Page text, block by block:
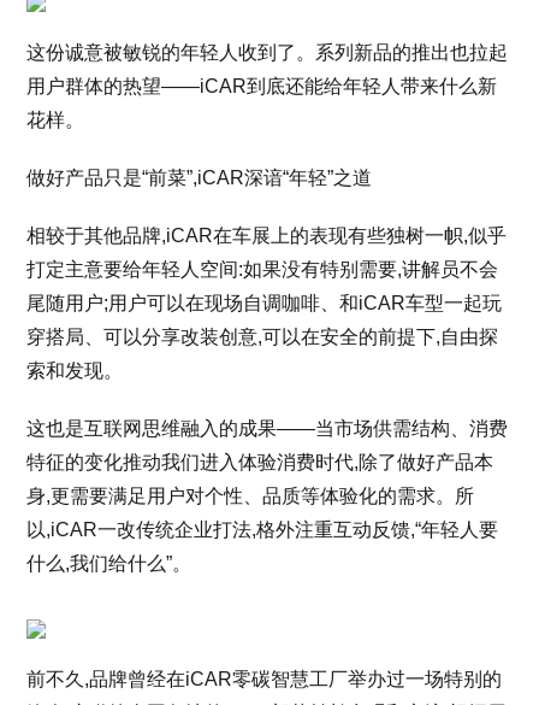
这份诚意被敏锐的年轻人收到了。系列新品的推出也拉起
用户群体的热望——iCAR到底还能给年轻人带来什么新
花样。
做好产品只是“前菜”,iCAR深谙“年轻”之道
相较于其他品牌,iCAR在车展上的表现有些独树一帜,似乎
打定主意要给年轻人空间:如果没有特别需要,讲解员不会
尾随用户;用户可以在现场自调咖啡、和iCAR车型一起玩
穿搭局、可以分享改装创意,可以在安全的前提下,自由探
索和发现。
这也是互联网思维融入的成果——当市场供需结构、消费
特征的变化推动我们进入体验消费时代,除了做好产品本
身,更需要满足用户对个性、品质等体验化的需求。所
以,iCAR一改传统企业打法,格外注重互动反馈,“年轻人要
什么,我们给什么”。
前不久,品牌曾经在iCAR零碳智慧工厂举办过一场特别的